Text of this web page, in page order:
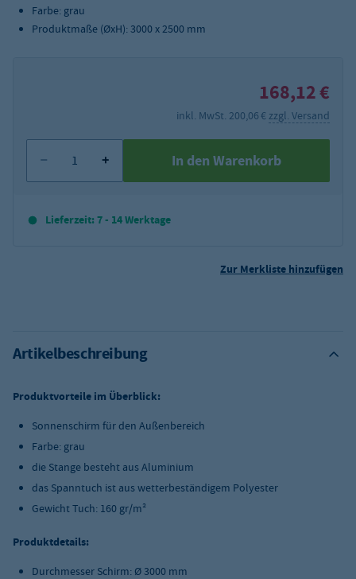
Farbe: grau
Produktmaße (ØxH): 3000 x 2500 mm
168,12 €
inkl. MwSt. 200,06 € zzgl. Versand
In den Warenkorb
Lieferzeit: 7 - 14 Werktage
Zur Merkliste hinzufügen
Artikelbeschreibung
Produktvorteile im Überblick:
Sonnenschirm für den Außenbereich
Farbe: grau
die Stange besteht aus Aluminium
das Spanntuch ist aus wetterbeständigem Polyester
Gewicht Tuch: 160 gr/m²
Produktdetails:
Durchmesser Schirm: Ø 3000 mm